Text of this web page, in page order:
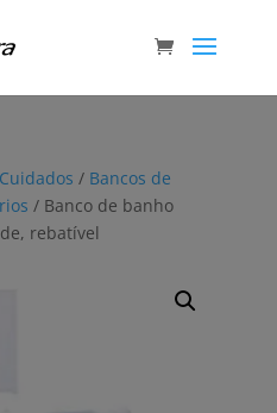
/ Bancos de
/ Banco de banho
rebatível